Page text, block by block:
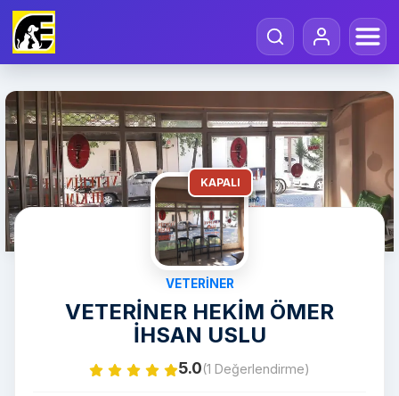
KAPALI
VETERINER
VETERİNER HEKİM ÖMER
İHSAN USLU
5.0(1 Değerlendirme)